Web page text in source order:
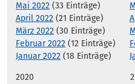
Mai 2022 (33 Einträge)
April 2022 (21 Einträge)
März 2022 (30 Einträge)
Februar 2022 (12 Einträge)
Januar 2022 (18 Einträge)
2020